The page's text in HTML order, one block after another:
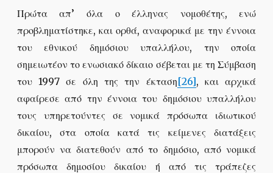
Πρώτα απ’ όλα ο έλληνας νομοθέτης, ενώ
προβληματίστηκε, και ορθά, αναφορικά με την έννοια
του εθνικού δημόσιου υπαλλήλου, την οποία
σημειωτέον το ενωσιακό δίκαιο σέβεται με τη Σύμβαση
του 1997 σε όλη της την έκταση[26], και αρχικά
αφαίρεσε από την έννοια του δημόσιου υπαλλήλου
τους υπηρετούντες σε νομικά πρόσωπα ιδιωτικού
δικαίου, στα οποία κατά τις κείμενες διατάξεις
μπορούν να διατεθούν από το δημόσιο, από νομικά
πρόσωπα δημοσίου δικαίου ή από τις τράπεζες